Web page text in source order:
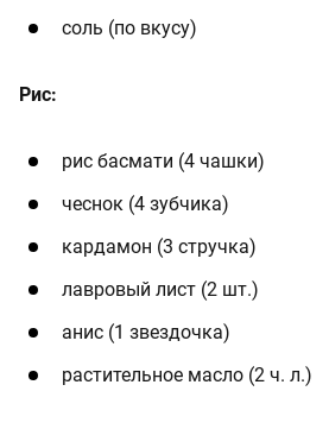
соль (по вкусу)
Рис:
рис басмати (4 чашки)
чеснок (4 зубчика)
кардамон (3 стручка)
лавровый лист (2 шт.)
анис (1 звездочка)
растительное масло (2 ч. л.)